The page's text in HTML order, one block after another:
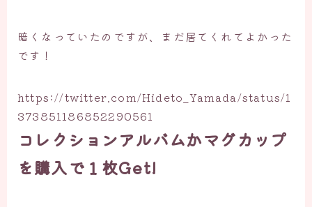
暗くなっていたのですが、まだ居てくれてよかった
です！
https://twitter.com/Hideto_Yamada/status/1
373851186852290561
コレクションアルバムかマグカップ
を購入で１枚Get!